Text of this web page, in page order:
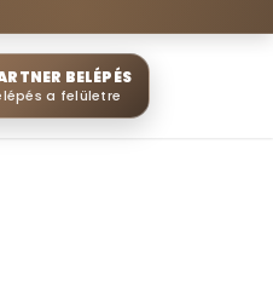
BELÉPÉS
a felületre